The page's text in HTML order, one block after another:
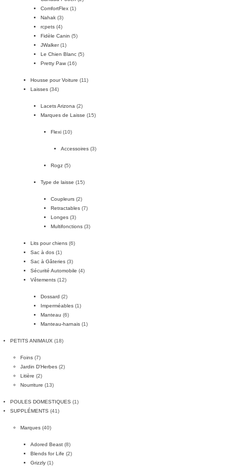
ComfortFlex (1)
Nahak (3)
rcpets (4)
Fidèle Canin (5)
JWalker (1)
Le Chien Blanc (5)
Pretty Paw (16)
Housse pour Voiture (11)
Laisses (34)
Lacets Arizona (2)
Marques de Laisse (15)
Flexi (10)
Accessoires (3)
Rogz (5)
Type de laisse (15)
Coupleurs (2)
Retractables (7)
Longes (3)
Multifonctions (3)
Lits pour chiens (6)
Sac à dos (1)
Sac à Gâteries (3)
Sécurité Automobile (4)
Vêtements (12)
Dossard (2)
Imperméables (1)
Manteau (6)
Manteau-harnais (1)
PETITS ANIMAUX (18)
Foins (7)
Jardin D'Herbes (2)
Litière (2)
Nourriture (13)
POULES DOMESTIQUES (1)
SUPPLÉMENTS (41)
Marques (40)
Adored Beast (8)
Blends for Life (2)
Grizzly (1)